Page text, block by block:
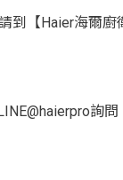
到【Haier海爾廚
詢